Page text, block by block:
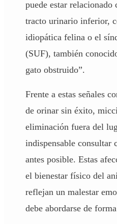
puede estar relacionado
tracto urinario inferior,
idiopática felina o el
(SUF), también
gato obstruido”.
Frente a estas señales
de orinar sin éxito,
eliminación fuera del
indispensable consultar
antes posible. Estas
el bienestar físico del
reflejan un malestar
debe abordarse de